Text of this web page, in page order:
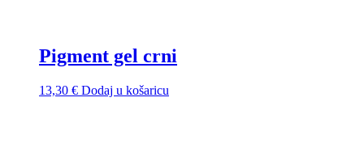
Pigment gel crni
13,30 € Dodaj u košaricu